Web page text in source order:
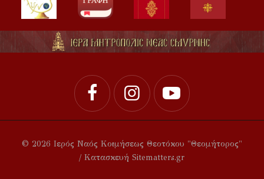
© 2026 Ιερός Ναός Κοιμήσεως Θεοτόκου "Θεομήτορος"
/ Κατασκευή Sitematters.gr